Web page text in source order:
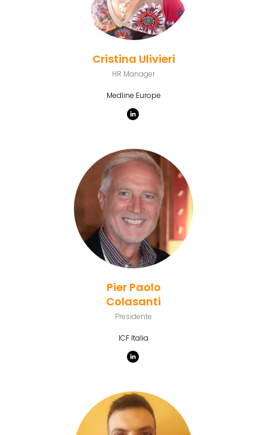
Cristina Ulivieri
HR Manager
Medline Europe
Pier Paolo
Colasanti
Presidente
ICF Italia